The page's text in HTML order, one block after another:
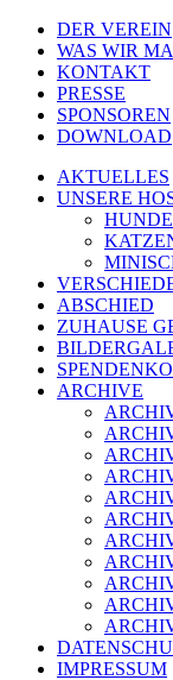
DER VEREIN
WAS WIR
KONTAKT
PRESSE
SPONSOREN
DOWNLOAD
AKTUELLES
UNSERE
HUNDE
ABSCHIED
ZUHAUSE
ARCHIVE
IMPRESSUM